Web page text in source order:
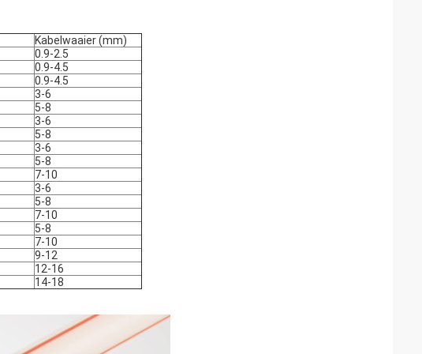
Kabelwaaier (mm)
0.9-2.5
0.9-4.5
0.9-4.5
3-6
5-8
3-6
5-8
3-6
5-8
7-10
3-6
5-8
7-10
5-8
7-10
9-12
12-16
14-18